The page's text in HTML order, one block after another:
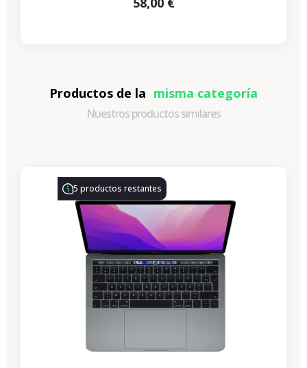
Productos de la misma categoría
Nuestros productos similares
5 productos restantes